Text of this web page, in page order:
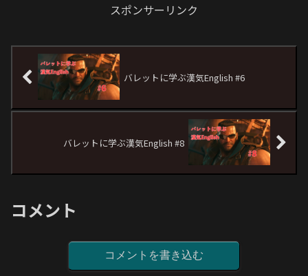
スポンサーリンク
バレットに学ぶ漢気English #6
バレットに学ぶ漢気English #8
コメント
コメントを書き込む